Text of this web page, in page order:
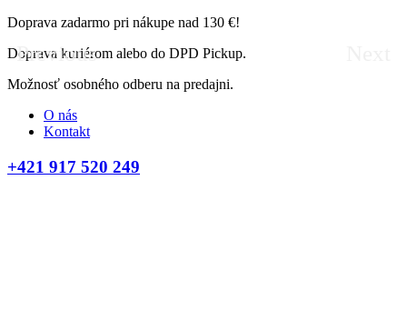
Doprava zadarmo pri nákupe nad 130 €!
Doprava kuriérom alebo do DPD Pickup.
Možnosť osobného odberu na predajni.
Previous
O nás
Kontakt
+421 917 520 249